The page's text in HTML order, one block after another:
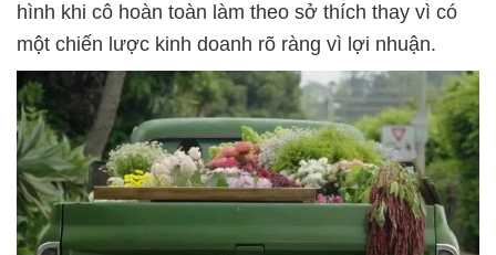
hình khi cô hoàn toàn làm theo sở thích thay vì có
một chiến lược kinh doanh rõ ràng vì lợi nhuận.